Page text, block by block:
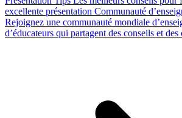
excellente présentation Communauté
Rejoignez une communauté mondiale
d’éducateurs qui partagent des conseils et des